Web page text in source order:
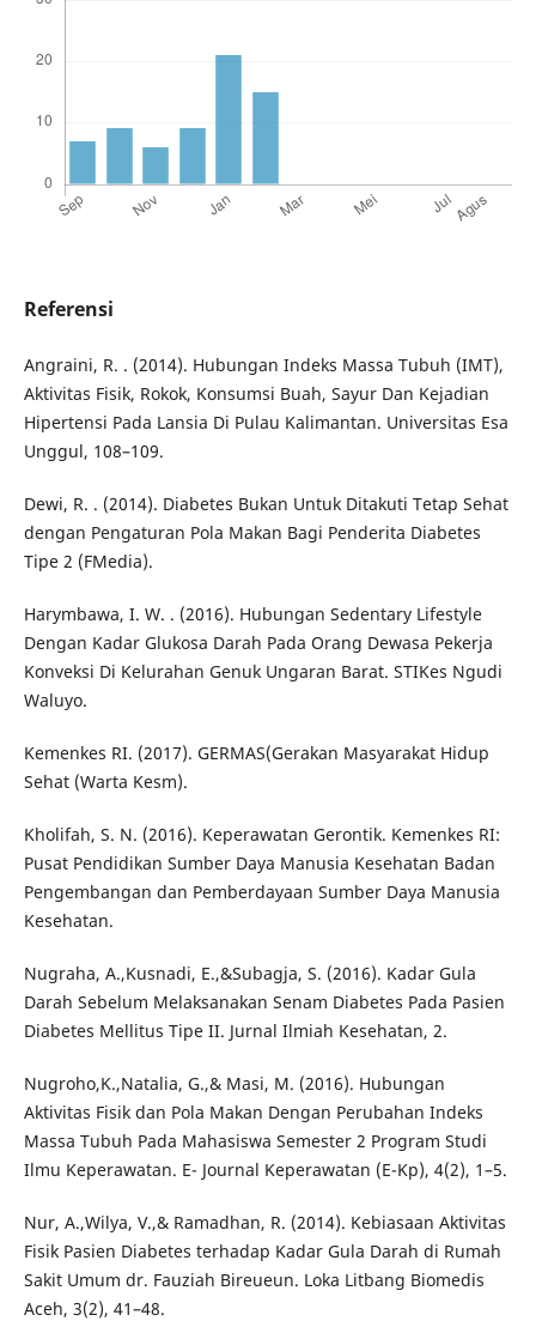
Referensi
Angraini, R. . (2014). Hubungan Indeks Massa Tubuh (IMT),
Aktivitas Fisik, Rokok, Konsumsi Buah, Sayur Dan Kejadian
Hipertensi Pada Lansia Di Pulau Kalimantan. Universitas Esa
Unggul, 108–109.
Dewi, R. . (2014). Diabetes Bukan Untuk Ditakuti Tetap Sehat
dengan Pengaturan Pola Makan Bagi Penderita Diabetes
Tipe 2 (FMedia).
Harymbawa, I. W. . (2016). Hubungan Sedentary Lifestyle
Dengan Kadar Glukosa Darah Pada Orang Dewasa Pekerja
Konveksi Di Kelurahan Genuk Ungaran Barat. STIKes Ngudi
Waluyo.
Kemenkes RI. (2017). GERMAS(Gerakan Masyarakat Hidup
Sehat (Warta Kesm).
Kholifah, S. N. (2016). Keperawatan Gerontik. Kemenkes RI:
Pusat Pendidikan Sumber Daya Manusia Kesehatan Badan
Pengembangan dan Pemberdayaan Sumber Daya Manusia
Kesehatan.
Nugraha, A.,Kusnadi, E.,&Subagja, S. (2016). Kadar Gula
Darah Sebelum Melaksanakan Senam Diabetes Pada Pasien
Diabetes Mellitus Tipe II. Jurnal Ilmiah Kesehatan, 2.
Nugroho,K.,Natalia, G.,& Masi, M. (2016). Hubungan
Aktivitas Fisik dan Pola Makan Dengan Perubahan Indeks
Massa Tubuh Pada Mahasiswa Semester 2 Program Studi
Ilmu Keperawatan. E- Journal Keperawatan (E-Kp), 4(2), 1–5.
Nur, A.,Wilya, V.,& Ramadhan, R. (2014). Kebiasaan Aktivitas
Fisik Pasien Diabetes terhadap Kadar Gula Darah di Rumah
Sakit Umum dr. Fauziah Bireueun. Loka Litbang Biomedis
Aceh, 3(2), 41–48.